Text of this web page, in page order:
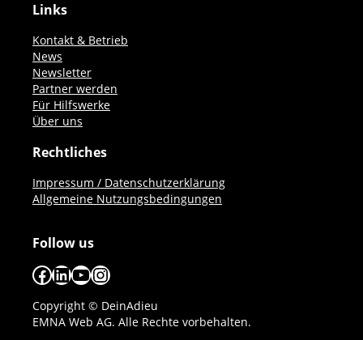
Links
Kontakt & Betrieb
News
Newsletter
Partner werden
Für Hilfswerke
Über uns
Rechtliches
Impressum / Datenschutzerklärung
Allgemeine Nutzungsbedingungen
Follow us
Facebook
LinkedIn
YouTube
Instagram
Copyright © DeinAdieu
EMNA Web AG. Alle Rechte vorbehalten.